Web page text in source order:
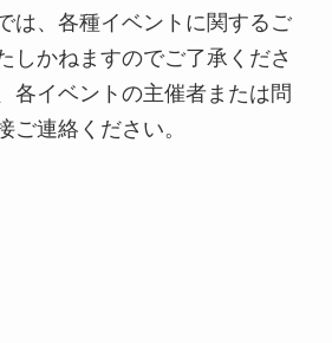
は、各種イベントに関するご
しかねますのでご了承くださ
各イベントの主催者または問
ご連絡ください。